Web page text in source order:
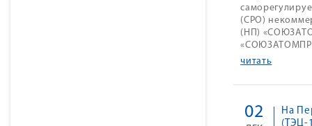
(СРО)
(НП)
читать
На
(ТЭЦ-
02